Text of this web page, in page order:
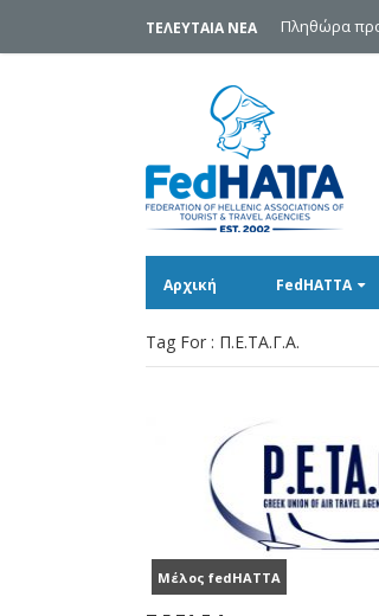
ΤΕΛΕΥΤΑΙΑ ΝΕΑ Πληθώρα
Αρχική FedHATTA
Tag For : Π.Ε.ΤΑ.Γ.Α.
Μέλος fedHATTA